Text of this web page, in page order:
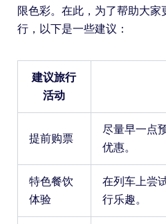
限色彩。在此，为了帮助大
行，以下是一些建议：
建议旅行
活动
提前购票
尽量早一点
优惠。
特色餐饮
体验
在列车上尝
行乐趣。